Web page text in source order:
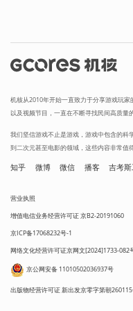
机核从2010年开始一直致力于分享游戏玩
以及视频节目，一直在不断寻找民间高质量
我们坚信游戏不止是游戏，游戏中包含的科
到二次元甚至电影的领域，这些内容非常值
知乎 微博 微信 播客 吉考斯
营业执照
增值电信业务经营许可证 京B2-20191060
京ICP备17068232号-1
网络文化经营许可证京网文[2024]1733-082
京公网安备 11010502036937号
出版物经营许可证 新出发京零字第朝